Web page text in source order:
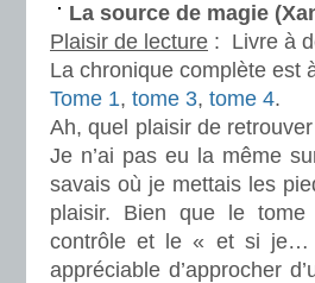
La source de magie
Plaisir de lecture : Livre à
La chronique complète est
Tome 1, tome 3, tome 4.
Ah, quel plaisir de
Je n’ai pas eu la même
savais où je mettais les
plaisir. Bien que le tome
contrôle et le « et si je…
appréciable d’approcher